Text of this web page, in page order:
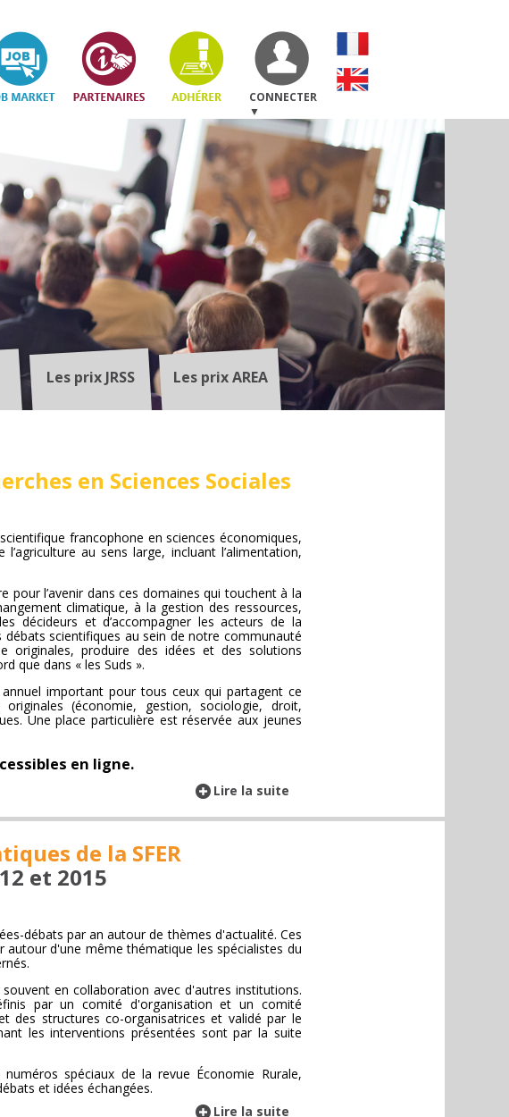
CONNECTER
▼
Les prix JRSS Les prix AREA
en Sciences Sociales
francophone en sciences économiques,
au sens large, incluant l’alimentation,
l’avenir dans ces domaines qui touchent à la
climatique, à la gestion des ressources,
décideurs et d’accompagner les acteurs de la
scientifiques au sein de notre communauté
originales, produire des idées et des solutions
que dans « les Suds ».
important pour tous ceux qui partagent ce
(économie, gestion, sociologie, droit,
Une place particulière est réservée aux jeunes
en ligne.
Lire la suite
de la SFER
et 2015
débats par an autour de thèmes d'actualité. Ces
d'une même thématique les spécialistes du
en collaboration avec d'autres institutions.
par un comité d'organisation et un comité
des structures co-organisatrices et validé par le
les interventions présentées sont par la suite
spéciaux de la revue Économie Rurale,
et idées échangées.
Lire la suite